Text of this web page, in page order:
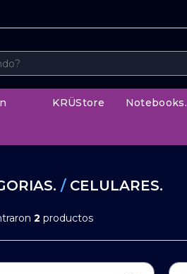
KRÜStore Notebooks.
/ CELULARES.
2 productos